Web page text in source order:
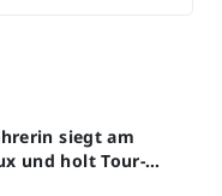
siegt am
und holt Tour-